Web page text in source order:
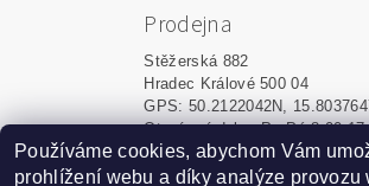
Prodejna
Stěžerská 882
Hradec Králové 500 04
GPS: 50.2122042N,
Otevírací doba: Po-Pá 8:00-
Používáme cookies, abychom Vám
prohlížení webu a díky analýze provozu